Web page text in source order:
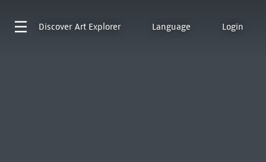
Discover Art Explorer Language Login